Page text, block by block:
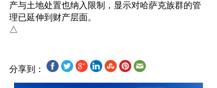
产与土地处置也纳入限制，显示对哈萨克族群的管
理已延伸到财产层面。
分享到：